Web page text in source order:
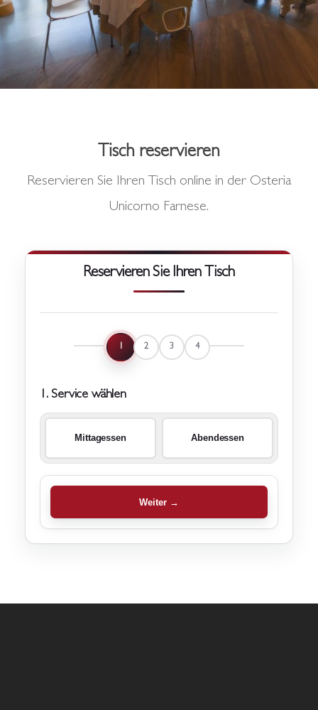
Tisch reservieren
Reservieren Sie Ihren Tisch online in der Osteria
Unicorno Farnese.